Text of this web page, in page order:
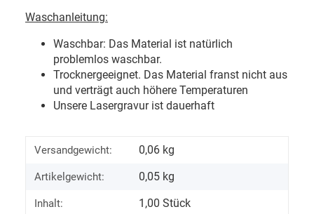
Waschanleitung:
Waschbar: Das Material ist natürlich
problemlos waschbar.
Trocknergeeignet. Das Material franst nicht aus
und verträgt auch höhere Temperaturen
Unsere Lasergravur ist dauerhaft
Versandgewicht: 0,06 kg
Artikelgewicht: 0,05 kg
Inhalt: 1,00 Stück